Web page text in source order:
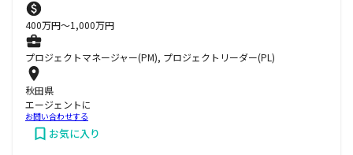
400万円〜1,000万円
プロジェクトマネージャー(PM), プロジェクトリーダー(PL)
秋田県
エージェントに
お問い合わせする
お気に入り